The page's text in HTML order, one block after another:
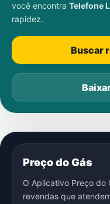
você encontra Telefone
rapidez.
Buscar
Preço do Gás
O Aplicativo Preço do
revendas que